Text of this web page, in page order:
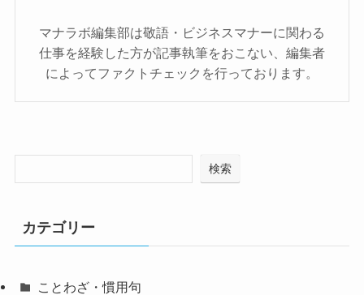
マナラボ編集部は敬語・ビジネスマナーに関わる
仕事を経験した方が記事執筆をおこない、編集者
によってファクトチェックを行っております。
検索
カテゴリー
ことわざ・慣用句